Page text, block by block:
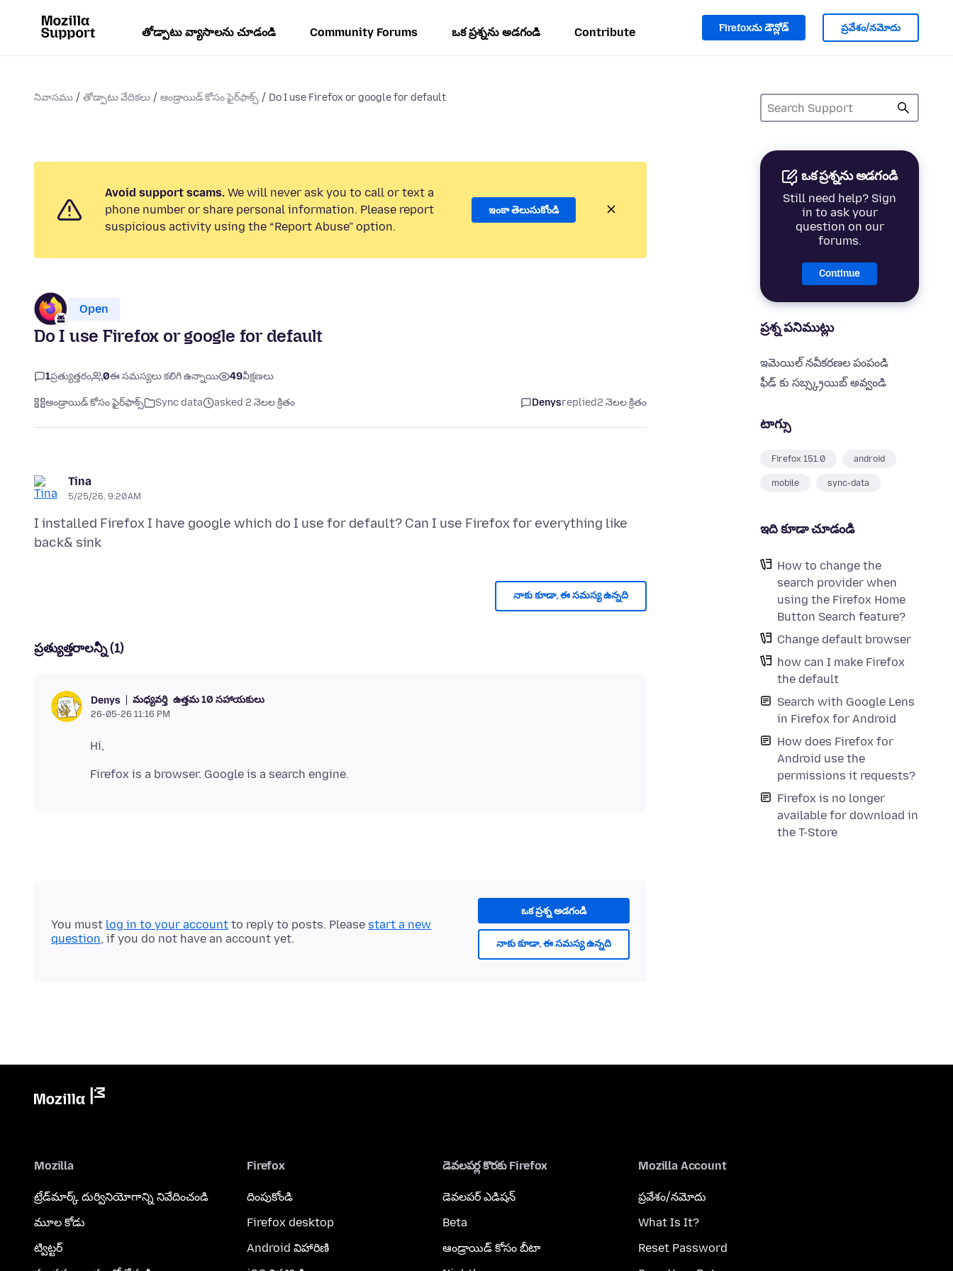
తోడ్పాటు వ్యాసాలను చూడండి Community Forums ఒక ప్రశ్నను అడగండి Contribute Firefoxను డౌన్లోడ్ ప్రవేశం/నమోదు
నివాసము తోడ్పాటు వేదికలు ఆండ్రాయిడ్ కోసం ఫైర్‌ఫాక్స్ Do I use Firefox or google for default
ఒక ప్రశ్నను అడగండి
Still need help? Sign
in to ask your
question on our
forums.
Continue
ప్రశ్న పనిముట్లు
ఇమెయిల్ నవీకరణల పంపండి
ఫీడ్ కు సబ్స్క్రయిబ్ అవ్వండి
టాగ్సు
Firefox 151.0 android
mobile sync-data
ఇది కూడా చూడండి
How to change the
search provider when
using the Firefox Home
Button Search feature?
Change default browser
how can I make Firefox
the default
Search with Google Lens
in Firefox for Android
How does Firefox for
Android use the
permissions it requests?
Firefox is no longer
available for download in
the T-Store
Avoid support scams. We will never ask you to call or text a
phone number or share personal information. Please report
suspicious activity using the “Report Abuse” option.
ఇంకా తెలుసుకోండి
Open
Do I use Firefox or google for default
1ప్రత్యుత్తరం 0ఈ సమస్యలు కలిగి ఉన్నాయి 49వీక్షణలు
ఆండ్రాయిడ్ కోసం ఫైర్‌ఫాక్స్ Sync data asked 2 నెలల క్రితం Denysreplied2 నెలల క్రితం
Tina
5/25/26, 9:20 AM
I installed Firefox I have google which do I use for default? Can I use Firefox for everything like
నాకు కూడా, ఈ సమస్య ఉన్నది
ప్రత్యుత్తరాలన్నీ (1)
Denys మధ్యవర్తి ఉత్తమ 10 సహాయకులు
26-05-26 11:16 PM
ఒక ప్రశ్న అడగండి
నాకు కూడా, ఈ సమస్య ఉన్నది
You must log in to your account to reply to posts. Please start a new
question, if you do not have an account yet.
Mozilla
ట్రేడ్‌మార్క్ దుర్వినియోగాన్ని నివేదించండి
మూల కోడు
ట్విట్టర్
Firefox
దింపుకోండి
Firefox desktop
Android విహారిణి
డెవలపర్ల కొరకు Firefox
డెవలపర్ ఎడిషన్
Beta
ఆండ్రాయిడ్ కోసం బీటా
Mozilla Account
ప్రవేశం/నమోదు
What Is It?
Reset Password